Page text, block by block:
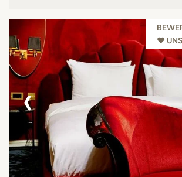
STADTTEIL
Charlottenburg
Friedrichshain
Grunewald
Ku'damm
Lichtenberg
Mitte
Pankow
♥︎
‹